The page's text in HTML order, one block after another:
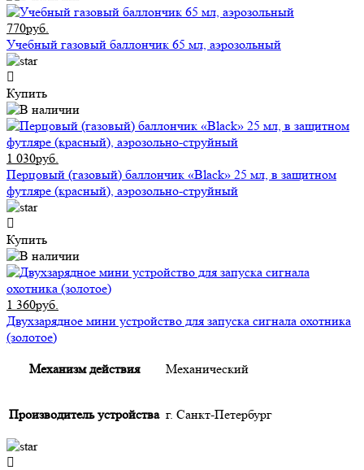
770руб.
Учебный газовый баллончик 65 мл, аэрозольный
Купить
1 030руб.
Перцовый (газовый) баллончик «Black» 25 мл, в защитном
футляре (красный), аэрозольно-струйный
Купить
1 360руб.
Двухзарядное мини устройство для запуска сигнала охотника
(золотое)
Механизм действия Механический
Производитель устройства г. Санкт-Петербург